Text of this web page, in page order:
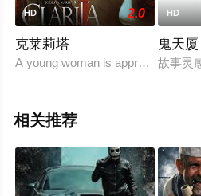
HD 2.0
克莱莉塔
A young woman is apprehended
HD
鬼天厦
故事灵
相关推荐